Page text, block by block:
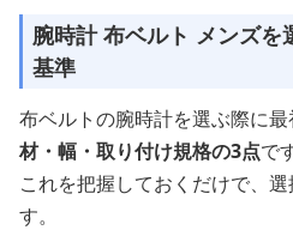
腕時計 布ベルト メンズを
基準
布ベルトの腕時計を選ぶ際に最
材・幅・取り付け規格の3点で
これを把握しておくだけで、
す。